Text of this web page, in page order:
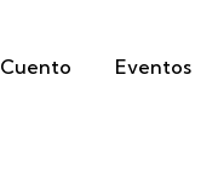
Cuento Eventos